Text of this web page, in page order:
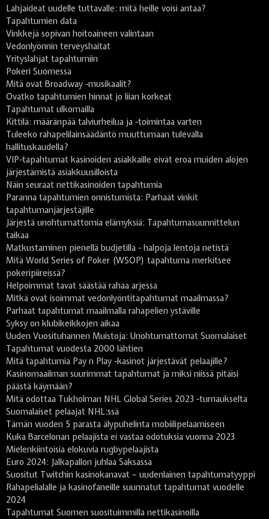
Lahjaideat uudelle tuttavalle: mitä heille voisi antaa?
Tapahtumien data
Vinkkejä sopivan hoitoaineen valintaan
Vedonlyönnin terveyshaitat
Yrityslahjat tapahtumiin
Pokeri Suomessa
Mitä ovat Broadway -musikaalit?
Ovatko tapahtumien hinnat jo liian korkeat
Tapahtumat ulkomailla
Kittilä: määränpää talviurheilua ja -toimintaa varten
Tuleeko rahapelilainsäädäntö muuttumaan tulevalla
hallituskaudella?
VIP-tapahtumat kasinoiden asiakkaille eivät eroa muiden alojen
järjestämistä asiakkuusilloista
Näin seuraat nettikasinoiden tapahtumia
Paranna tapahtumien onnistumista: Parhaat vinkit
tapahtumanjärjestäjille
Järjestä unohtumattomia elämyksiä: Tapahtumasuunnittelun
taikaa
Matkustaminen pienellä budjetilla - halpoja lentoja netistä
Mitä World Series of Poker (WSOP) tapahtuma merkitsee
pokeripiireissä?
Helpoimmat tavat säästää rahaa arjessa
Mitkä ovat isoimmat vedonlyöntitapahtumat maailmassa?
Parhaat tapahtumat maailmalla rahapelien ystäville
Syksy on klubikeikkojen aikaa
Uuden Vuosituhannen Muistoja: Unohtumattomat Suomalaiset
Tapahtumat vuodesta 2000 lähtien
Mitä tapahtumia Pay n Play -kasinot järjestävät pelaajille?
Kasinomaailman suurimmat tapahtumat ja miksi niissä pitäisi
päästä käymään?
Mitä odottaa Tukholman NHL Global Series 2023 -turnaukselta
Suomalaiset pelaajat NHL:ssä
Tämän vuoden 5 parasta älypuhelinta mobiilipelaamiseen
Kuka Barcelonan pelaajista ei vastaa odotuksia vuonna 2023
Mielenkiintoisia elokuvia rugbypelaajista
Euro 2024: Jalkapallon juhlaa Saksassa
Suositut Twitchin kasinokanavat – uudenlainen tapahtumatyyppi
Rahapelialalle ja kasinofaneille suunnatut tapahtumat vuodelle
2024
Tapahtumat Suomen suosituimmilla nettikasinoilla